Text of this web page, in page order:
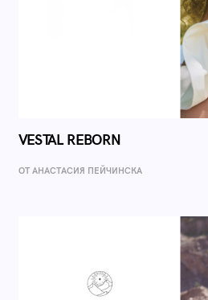
VESTAL REBORN
ОТ AНАСТАСИЯ ПЕЙЧИНСКА